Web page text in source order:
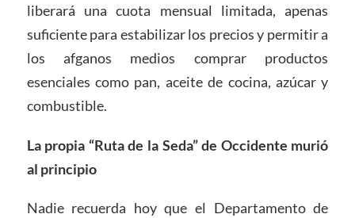
liberará una cuota mensual limitada, apenas
suficiente para estabilizar los precios y permitir a
los afganos medios comprar productos
esenciales como pan, aceite de cocina, azúcar y
combustible.
La propia “Ruta de la Seda” de Occidente murió
al principio
Nadie recuerda hoy que el Departamento de